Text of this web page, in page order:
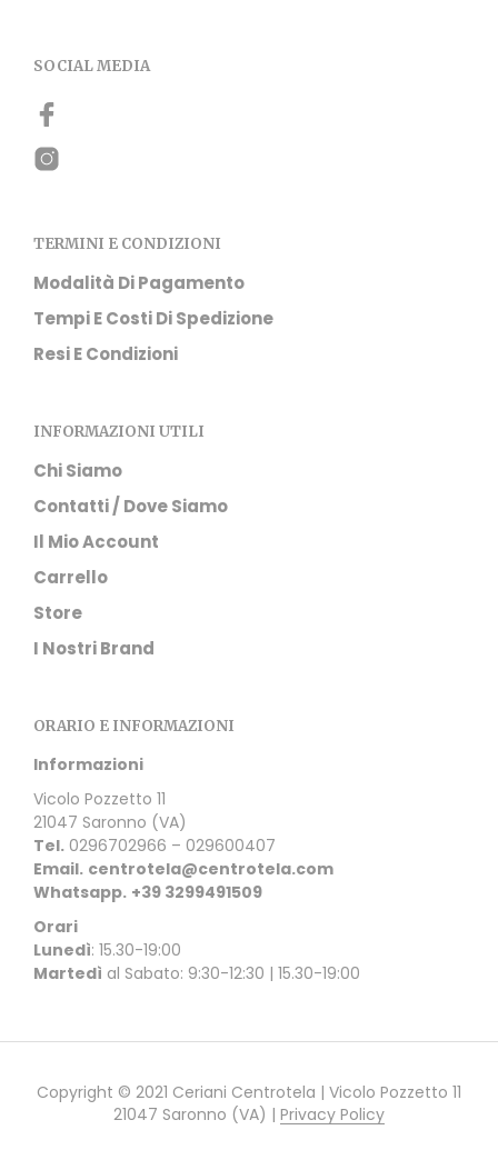
SOCIAL MEDIA
TERMINI E CONDIZIONI
Modalità Di Pagamento
Tempi E Costi Di Spedizione
Resi E Condizioni
INFORMAZIONI UTILI
Chi Siamo
Contatti / Dove Siamo
Il Mio Account
Carrello
Store
I Nostri Brand
ORARIO E INFORMAZIONI
Informazioni
Vicolo Pozzetto 11
21047 Saronno (VA)
Tel. 0296702966 – 029600407
Email. centrotela@centrotela.com
Whatsapp. +39 3299491509
Orari
Lunedì: 15.30-19:00
Martedì al Sabato: 9:30-12:30 | 15.30-19:00
Copyright © 2021 Ceriani Centrotela | Vicolo Pozzetto 11
21047 Saronno (VA) | Privacy Policy